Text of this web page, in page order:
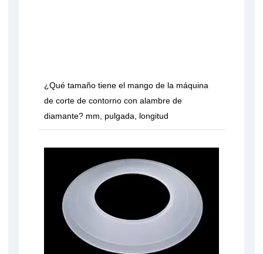
¿Qué tamaño tiene el mango de la máquina
de corte de contorno con alambre de
diamante? mm, pulgada, longitud